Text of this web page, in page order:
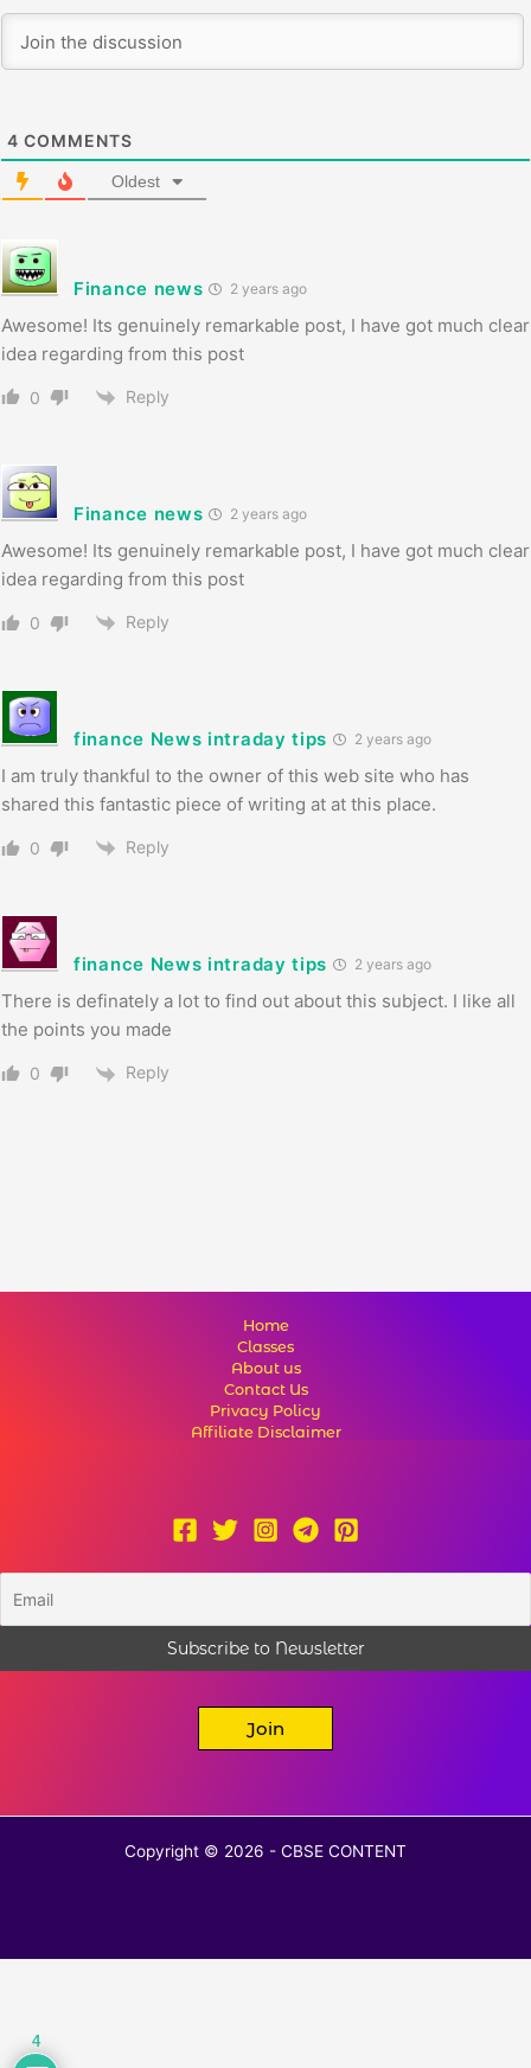
4 COMMENTS
Oldest
Finance news 2 years ago
Awesome! Its genuinely remarkable post, I have got much clear
idea regarding from this post
0 Reply
Finance news 2 years ago
Awesome! Its genuinely remarkable post, I have got much clear
idea regarding from this post
0 Reply
finance News intraday tips 2 years ago
I am truly thankful to the owner of this web site who has
shared this fantastic piece of writing at at this place.
0 Reply
finance News intraday tips 2 years ago
There is definately a lot to find out about this subject. I like all
the points you made
0 Reply
Home
Classes
About us
Contact Us
Privacy Policy
Affiliate Disclaimer
Join
Copyright © 2026 - CBSE CONTENT
4